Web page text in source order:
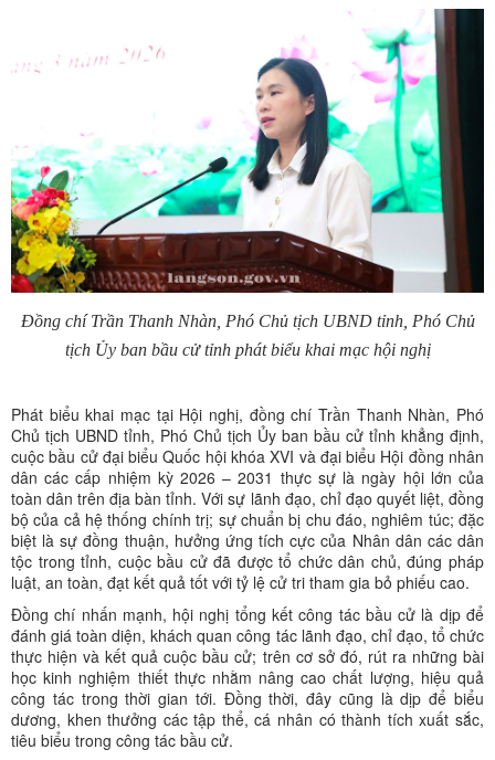
Đồng chí Trần Thanh Nhàn, Phó Chủ tịch UBND tỉnh, Phó Chủ
tịch Ủy ban bầu cử tỉnh phát biểu khai mạc hội nghị
Phát biểu khai mạc tại Hội nghị, đồng chí Trần Thanh Nhàn, Phó
Chủ tịch UBND tỉnh, Phó Chủ tịch Ủy ban bầu cử tỉnh khẳng định,
cuộc bầu cử đại biểu Quốc hội khóa XVI và đại biểu Hội đồng nhân
dân các cấp nhiệm kỳ 2026 – 2031 thực sự là ngày hội lớn của
toàn dân trên địa bàn tỉnh. Với sự lãnh đạo, chỉ đạo quyết liệt, đồng
bộ của cả hệ thống chính trị; sự chuẩn bị chu đáo, nghiêm túc; đặc
biệt là sự đồng thuận, hưởng ứng tích cực của Nhân dân các dân
tộc trong tỉnh, cuộc bầu cử đã được tổ chức dân chủ, đúng pháp
luật, an toàn, đạt kết quả tốt với tỷ lệ cử tri tham gia bỏ phiếu cao.
Đồng chí nhấn mạnh, hội nghị tổng kết công tác bầu cử là dịp để
đánh giá toàn diện, khách quan công tác lãnh đạo, chỉ đạo, tổ chức
thực hiện và kết quả cuộc bầu cử; trên cơ sở đó, rút ra những bài
học kinh nghiệm thiết thực nhằm nâng cao chất lượng, hiệu quả
công tác trong thời gian tới. Đồng thời, đây cũng là dịp để biểu
dương, khen thưởng các tập thể, cá nhân có thành tích xuất sắc,
tiêu biểu trong công tác bầu cử.